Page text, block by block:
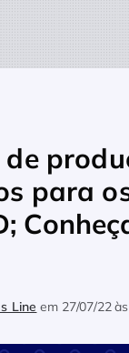
Da linha de
para
Line em 27/07/22